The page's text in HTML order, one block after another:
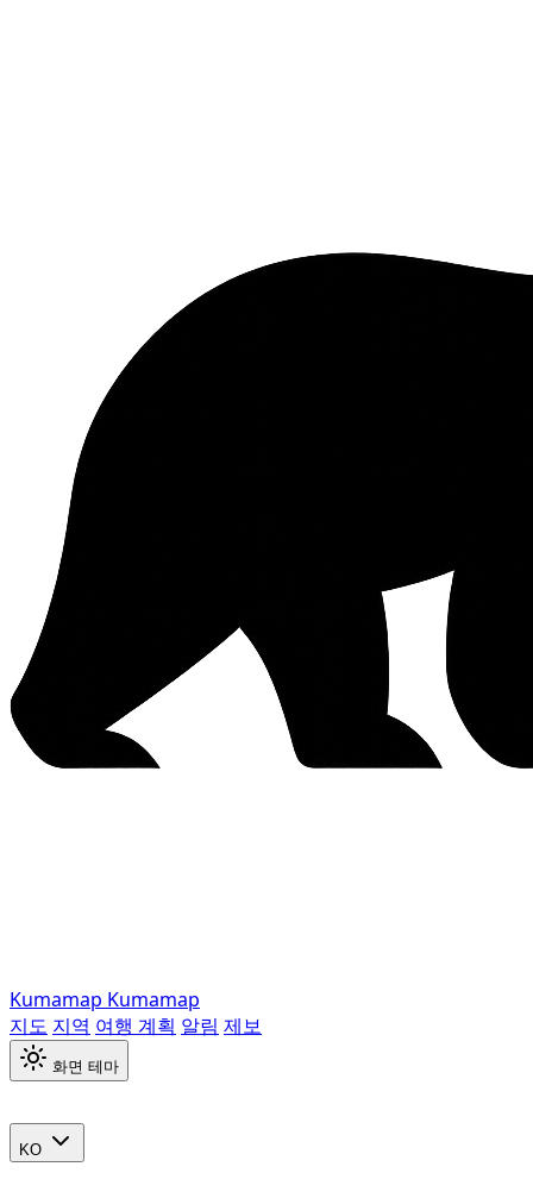
Kumamap Kumamap
지도 지역 여행 계획 알림 제보
화면 테마
KO